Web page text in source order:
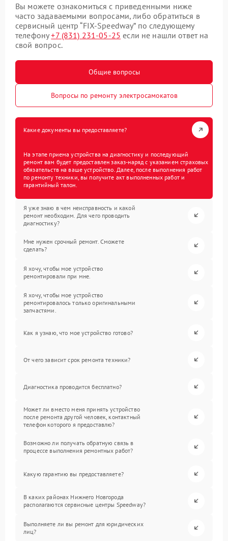
Вы можете ознакомиться с приведенными ниже
часто задаваемыми вопросами, либо обратиться в
сервисный центр “FIX-Speedway” по следующему
телефону+7 (831) 231-05-25 если не нашли ответ на
свой вопрос.
Общие вопросы
Вопросы по ремонту электросамокатов
Какие документы вы предоставляете?
На этапе приема устройства на диагностику и последующий
ремонт вам будет предоставлен заказ-наряд с указанием страховых
обязательств на ваше устройство. Далее, после выполнения работ
по ремонту техники, вы получите акт выполненных работ и
гарантийный талон.
Я уже знаю в чем неисправность и какой
ремонт необходим. Для чего проводить
диагностику?
Мне нужен срочный ремонт. Сможете
сделать?
Я хочу, чтобы мое устройство
ремонтировали при мне.
Я хочу, чтобы мое устройство
ремонтировалось только оригинальными
запчастями.
Как я узнаю, что мое устройство готово?
От чего зависит срок ремонта техники?
Диагностика проводится бесплатно?
Может ли вместо меня принять устройство
после ремонта другой человек, контактный
телефон которого я предоставлю?
Возможно ли получать обратную связь в
процессе выполнения ремонтных работ?
Какую гарантию вы предоставляете?
В каких районах Нижнего Новгорода
располагаются сервисные центры Speedway?
Выполняете ли вы ремонт для юридических
лиц?